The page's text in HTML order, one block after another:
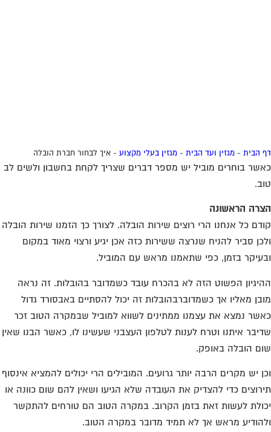
הבית- מגזין ועד הבית- מגזין בעלי מקצוע- איך לבחור חברת הובלה
בוחרים מוביל יש מספר דברים שצריך לקחת בחשבון ולשים לב
הראשונה
כל אנחנו הרי רוצים שירות הובלה. לצורך כך הזמנו שירות הובלה
סביר להניח שנרצה ששירות כזה אכן יגיע ורצוי מאוד במקום
בזמן, כפי שתאמנו מראש עם המוביל.
הפשוט הזה לא בהכרח עובד כשמדובר בהובלות. זה נראה
מאליו אך כשמדוברבהובלות זה יכול להסתיים באבסורד גדול
נמצא את עצמנו ממתינים לשווא למוביל שבמקרה הטוב זכר
איתנו וטרח לענות לטלפון העצבני שעשינו לו, כאשר הבנו שאין
הובלה באופק.
יש מקרים הרבה יותר גרועים. המובילים הרי יכולים להמציא אינסוף
כדי להצדיק את העובדה שלא הגיעו ושאין להם שום כוונה או
לעשות זאת בזמן הקרוב. במקרה הטוב הם טורחים להתקשר
מראש אך לא תמיד מדובר במקרה הטוב.